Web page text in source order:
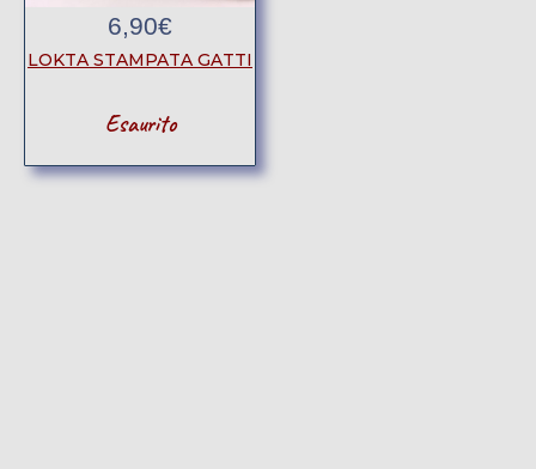
6,90€
LOKTA STAMPATA GATTI
Esaurito